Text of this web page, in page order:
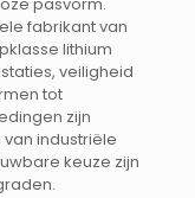
fabrikant van
lithium
veiligheid
tot
zijn
industriële
keuze zijn